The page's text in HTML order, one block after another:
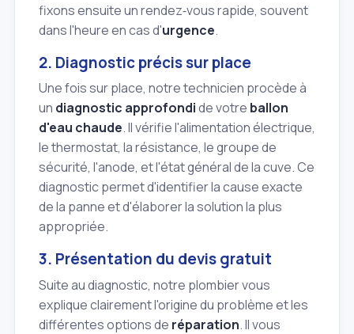
fixons ensuite un rendez‑vous rapide, souvent
dans l'heure en cas d'urgence.
2. Diagnostic précis sur place
Une fois sur place, notre technicien procède à
un diagnostic approfondide votre ballon
d'eau chaude. Il vérifie l'alimentation électrique,
le thermostat, la résistance, le groupe de
sécurité, l'anode, et l'état général de la cuve. Ce
diagnostic permet d'identifier la cause exacte
de la panne et d'élaborer la solution la plus
appropriée.
3. Présentation du devis gratuit
Suite au diagnostic, notre plombier vous
explique clairement l'origine du problème et les
différentes options de réparation. Il vous